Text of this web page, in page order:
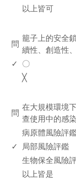
以上皆可
問
籠子上的安全
續性、創造性
✓
〇
╳
問
在大規模環境
查使用中的感
病原體風險評
✓
局部風險評鑑
生物保全風險
以上皆是